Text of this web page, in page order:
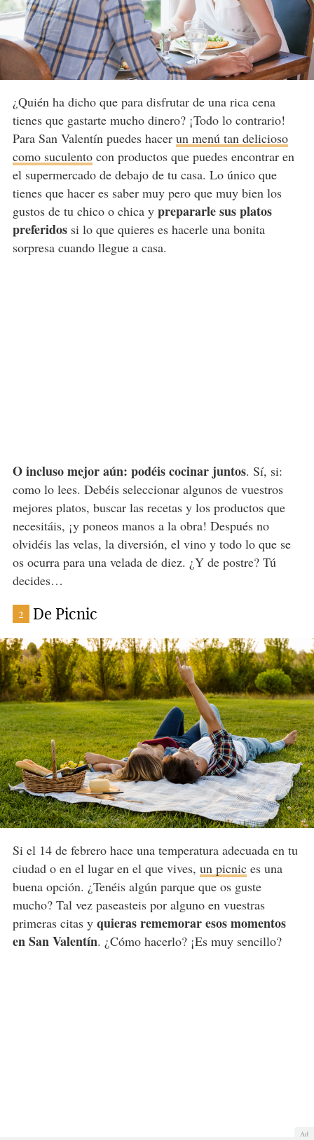
¿Quién ha dicho que para disfrutar de una rica cena
tienes que gastarte mucho dinero? ¡Todo lo contrario!
Para San Valentín puedes hacer un menú tan delicioso
como suculentocon productos que puedes encontrar en
el supermercado de debajo de tu casa. Lo único que
tienes que hacer es saber muy pero que muy bien los
gustos de tu chico o chica y prepararle sus platos
preferidossi lo que quieres es hacerle una bonita
sorpresa cuando llegue a casa.
O incluso mejor aún: podéis cocinar juntos. Sí, si:
como lo lees. Debéis seleccionar algunos de vuestros
mejores platos, buscar las recetas y los productos que
necesitáis, ¡y poneos manos a la obra! Después no
olvidéis las velas, la diversión, el vino y todo lo que se
os ocurra para una velada de diez. ¿Y de postre? Tú
decides…
2 De Picnic
Si el 14 de febrero hace una temperatura adecuada en tu
ciudad o en el lugar en el que vives, un picnices una
buena opción. ¿Tenéis algún parque que os guste
mucho? Tal vez paseasteis por alguno en vuestras
primeras citas yquieras rememorar esos momentos
en San Valentín. ¿Cómo hacerlo? ¡Es muy sencillo?
Ad